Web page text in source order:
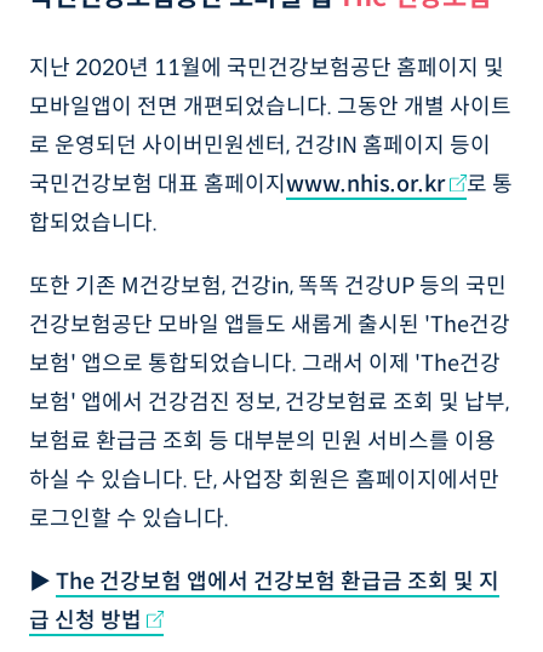
지난 2020년 11월에 국민건강보험공단 홈페이지 및
모바일앱이 전면 개편되었습니다. 그동안 개별 사이트
로 운영되던 사이버민원센터, 건강IN 홈페이지 등이
국민건강보험 대표 홈페이지 www.nhis.or.kr
로 통
합되었습니다.
또한 기존 M건강보험, 건강in, 똑똑 건강UP 등의 국민
건강보험공단 모바일 앱들도 새롭게 출시된 'The건강
보험' 앱으로 통합되었습니다. 그래서 이제 'The건강
보험' 앱에서 건강검진 정보, 건강보험료 조회 및 납부,
보험료 환급금 조회 등 대부분의 민원 서비스를 이용
하실 수 있습니다. 단, 사업장 회원은 홈페이지에서만
로그인할 수 있습니다.
▶ The 건강보험 앱에서 건강보험 환급금 조회 및 지
급 신청 방법